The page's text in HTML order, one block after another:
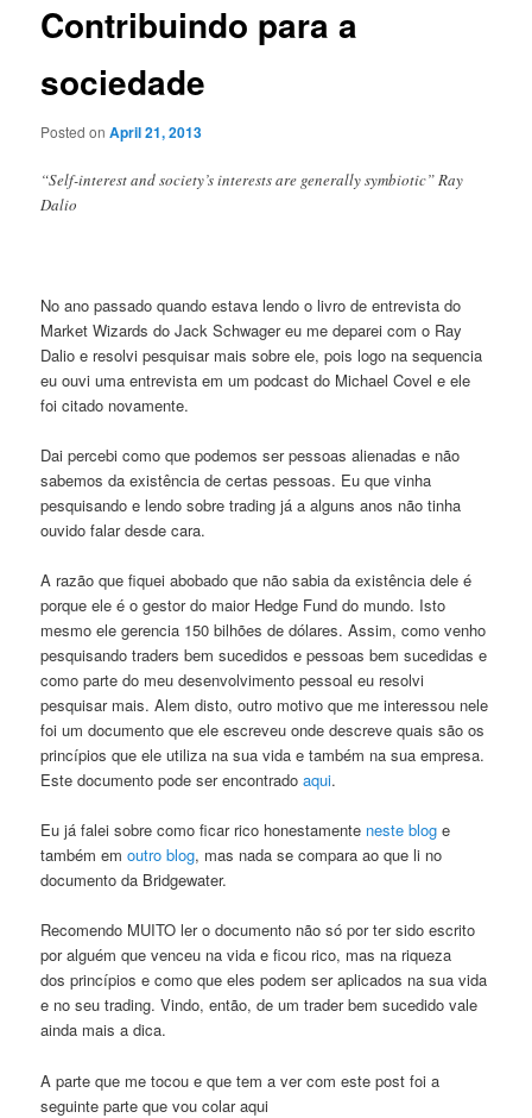
Contribuindo para a
sociedade
Posted onApril 21, 2013
“Self-interest and society’s interests are generally symbiotic” Ray
Dalio
No ano passado quando estava lendo o livro de entrevista do
Market Wizards do Jack Schwager eu me deparei com o Ray
Dalio e resolvi pesquisar mais sobre ele, pois logo na sequencia
eu ouvi uma entrevista em um podcast do Michael Covel e ele
foi citado novamente.
Dai percebi como que podemos ser pessoas alienadas e não
sabemos da existência de certas pessoas. Eu que vinha
pesquisando e lendo sobre trading já a alguns anos não tinha
ouvido falar desde cara.
A razão que fiquei abobado que não sabia da existência dele é
porque ele é o gestor do maior Hedge Fund do mundo. Isto
mesmo ele gerencia 150 bilhões de dólares. Assim, como venho
pesquisando traders bem sucedidos e pessoas bem sucedidas e
como parte do meu desenvolvimento pessoal eu resolvi
pesquisar mais. Alem disto, outro motivo que me interessou nele
foi um documento que ele escreveu onde descreve quais são os
princípios que ele utiliza na sua vida e também na sua empresa.
Este documento pode ser encontradoaqui.
Eu já falei sobre como ficar rico honestamente neste blog e
também emoutro blog, mas nada se compara ao que li no
documento da Bridgewater.
Recomendo MUITO ler o documento não só por ter sido escrito
por alguém que venceu na vida e ficou rico, mas na riqueza
dos princípios e como que eles podem ser aplicados na sua vida
e no seu trading. Vindo, então, de um trader bem sucedido vale
ainda mais a dica.
A parte que me tocou e que tem a ver com este post foi a
seguinte parte que vou colar aqui